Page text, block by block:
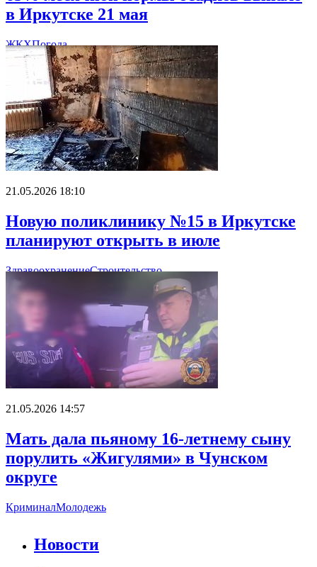
в Иркутске 21 мая
ЖКХПогода
21.05.2026 18:10
Новую поликлинику №15 в Иркутске
планируют открыть в июле
ЗдравоохранениеСтроительство
21.05.2026 14:57
Мать дала пьяному 16-летнему сыну
порулить «Жигулями» в Чунском
округе
КриминалМолодежь
Новости